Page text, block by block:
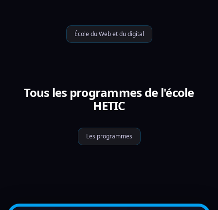
École du Web et du digital
Tous les programmes de l'école
HETIC
Les programmes